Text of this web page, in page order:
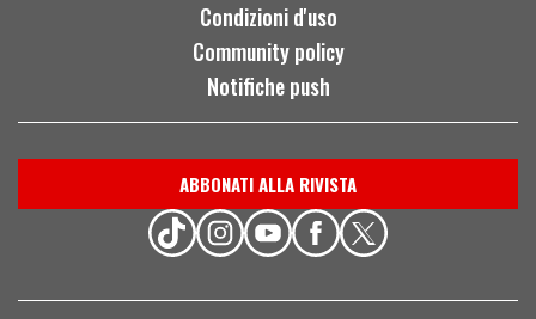
Condizioni d'uso
Community policy
Notifiche push
ABBONATI ALLA RIVISTA